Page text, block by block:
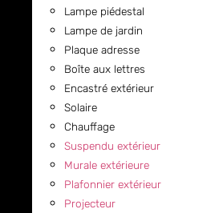
Lampe piédestal
Lampe de jardin
Plaque adresse
Boîte aux lettres
Encastré extérieur
Solaire
Chauffage
Suspendu extérieur
Murale extérieure
Plafonnier extérieur
Projecteur